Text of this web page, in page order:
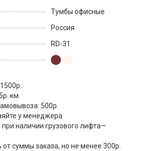
Тумбы офисные
Россия
RD-31
км.
500р.
у менеджера
наличии грузового лифта—
от суммы заказа, но не менее 300р.